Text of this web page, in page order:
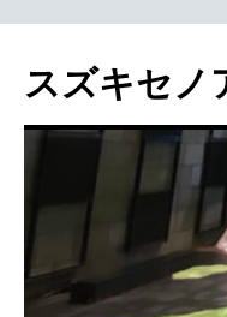
スズキセ